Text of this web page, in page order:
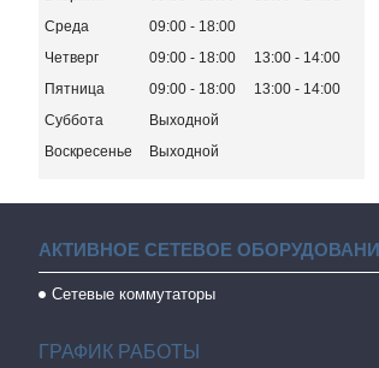
Среда
09:00
18:00
Четверг
09:00 18:00 13:00
14:00
Пятница
09:00 18:00 13:00
14:00
Суббота
Выходной
Воскресенье
Выходной
АКТИВНОЕ СЕТЕВОЕ
Сетевые коммутаторы
ГРАФИК РАБОТЫ